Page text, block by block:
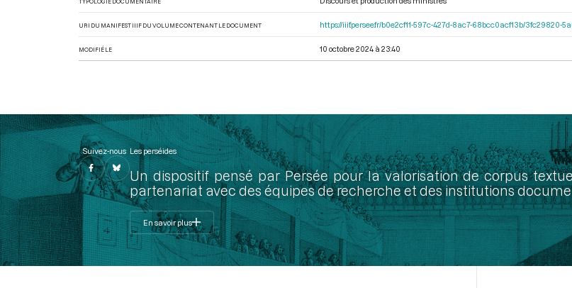
URI DU MANIFEST IIIF DU VOLUME CONTENANT LE DOCUMENT https://iiif.persee.fr/b0e2cf11-597c-427d-8ac7-68bcc0acf13b/3fc29820-
MODIFIÉ LE 10 octobre 2024 à 23:40
Suivez-nous Les perséides
Un dispositif pensé par Persée pour la valorisation de corpus
partenariat avec des équipes de recherche et des institutions
En savoir plus